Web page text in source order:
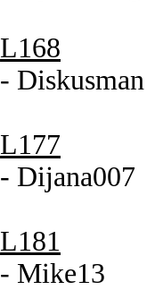
L168
- Diskusman
L177
- Dijana007
L181
- Mike13